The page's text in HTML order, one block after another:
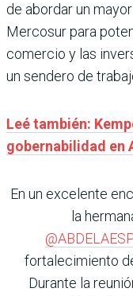
de abordar un
Mercosur para
comercio y las
un sendero de
Leé también:
gobernabilidad en
En un excelente
la
fortalecimiento
Durante la